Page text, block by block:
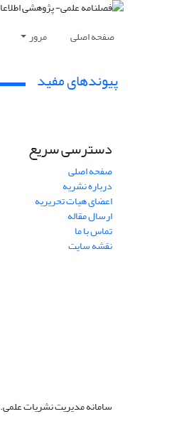
صفحه اصلی مرور
پیوندهای مفید
دسترسی سریع
صفحه اصلی
درباره نشریه
اعضای هیات تحریریه
ارسال مقاله
تماس با ما
نقشه سایت
سامانه مدیریت نشریات علمی.